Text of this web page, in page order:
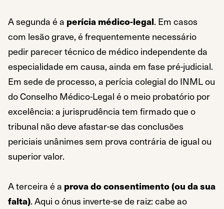
A segunda é a perícia médico-legal. Em casos
com lesão grave, é frequentemente necessário
pedir parecer técnico de médico independente da
especialidade em causa, ainda em fase pré-judicial.
Em sede de processo, a perícia colegial do INML ou
do Conselho Médico-Legal é o meio probatório por
excelência: a jurisprudência tem firmado que o
tribunal não deve afastar-se das conclusões
periciais unânimes sem prova contrária de igual ou
superior valor.
A terceira é a prova do consentimento (ou da sua
falta). Aqui o ónus inverte-se de raiz: cabe ao